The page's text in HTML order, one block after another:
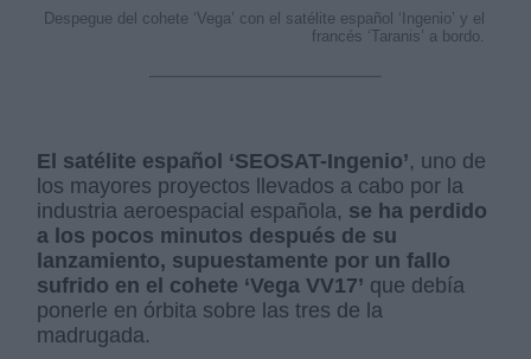
Despegue del cohete ‘Vega’ con el satélite español ‘Ingenio’ y el
francés ‘Taranis’ a bordo.
El satélite español ‘SEOSAT-Ingenio’, uno de
los mayores proyectos llevados a cabo por la
industria aeroespacial española, se ha perdido
a los pocos minutos después de su
lanzamiento, supuestamente por un fallo
sufrido en el cohete ‘Vega VV17’ que debía
ponerle en órbita sobre las tres de la
madrugada.